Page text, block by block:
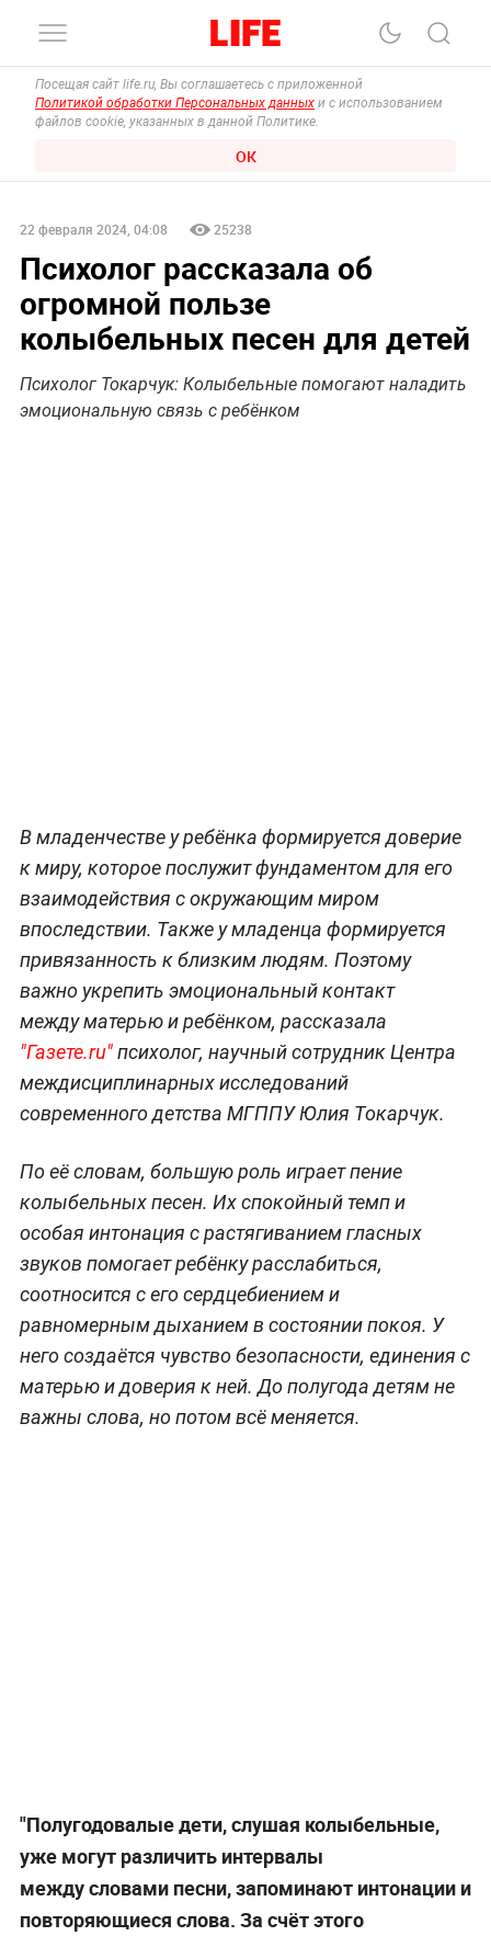
Посещая сайт life.ru, Вы соглашаетесь с приложенной
Политикой обработки Персональных данных и с использованием
файлов cookie, указанных в данной Политике.
ОК
22 февраля 2024, 04:08 25238
Психолог рассказала об
огромной пользе
колыбельных песен для детей
Психолог Токарчук: Колыбельные помогают наладить
эмоциональную связь с ребёнком
В младенчестве у ребёнка формируется доверие
к миру, которое послужит фундаментом для его
взаимодействия с окружающим миром
впоследствии. Также у младенца формируется
привязанность к близким людям. Поэтому
важно укрепить эмоциональный контакт
между матерью и ребёнком, рассказала
"Газете.ru"психолог, научный сотрудник Центра
междисциплинарных исследований
современного детства МГППУ Юлия Токарчук.
По её словам, большую роль играет пение
колыбельных песен. Их спокойный темп и
особая интонация с растягиванием гласных
звуков помогает ребёнку расслабиться,
соотносится с его сердцебиением и
равномерным дыханием в состоянии покоя. У
него создаётся чувство безопасности, единения с
матерью и доверия к ней. До полугода детям не
важны слова, но потом всё меняется.
"Полугодовалые дети, слушая колыбельные,
уже могут различить интервалы
между словами песни, запоминают интонации и
повторяющиеся слова. За счёт этого